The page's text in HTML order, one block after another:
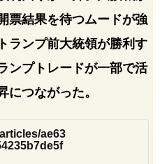
票結果を待つムードが強
ランプ前大統領が勝利す
ンプトレードが一部で活
につながった。
ae63